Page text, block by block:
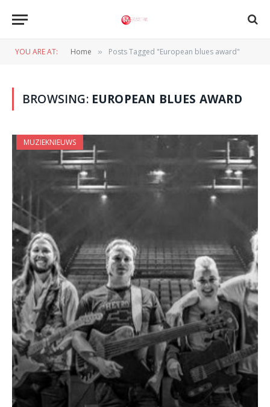
YOU ARE AT: Home » Posts Tagged "European blues award"
BROWSING: EUROPEAN BLUES AWARD
MUZIEKNIEUWS